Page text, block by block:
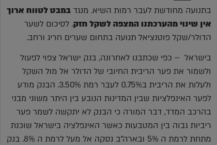
בתנועה מחודשת לעבר רמות השיא. מנגד במבט לטווח ארוך
אין שינוי מהערכתנו המצפה לשקל חזק. לסיכום לשער
הדולר/שקל פוטנציאל תנועה בתחום שערים חריג ורחב.
בישראל – כפי שכתבנו לאחרונה, בנק ישראל צפוי לפעול
ולשמור את פער הריבית החיובי של הדולר אל מול השקל
ולעלות את הריבית ב0.75% לעבר רמת 3.50%. הבנק מודע
לפער האינפלציות שבין המדינות הנובע בין היתר משוני מבני
בהרכב המדד, דבר המורה כי הבנק לא יתקשה לשמר פער
ריביות גבוה בין המטבעות כאשר האינפלציה בישראל שוכנת
מתחת לרמת ה 5% ובארה"ב נסקה אל מעל לרמת ה 8%. בנק